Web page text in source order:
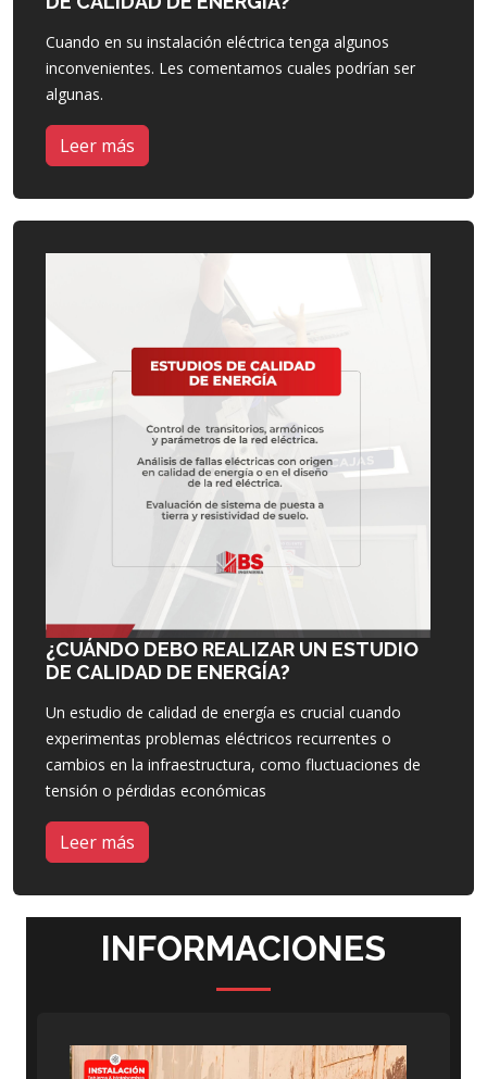
Cuando en su instalación eléctrica tenga algunos
inconvenientes. Les comentamos cuales podrían ser
algunas.
Leer más
¿CUÁNDO DEBO REALIZAR UN ESTUDIO
DE CALIDAD DE ENERGÍA?
Un estudio de calidad de energía es crucial cuando
experimentas problemas eléctricos recurrentes o
cambios en la infraestructura, como fluctuaciones de
tensión o pérdidas económicas
Leer más
INFORMACIONES